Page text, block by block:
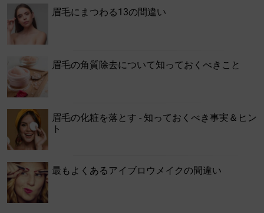
眉毛にまつわる13の間違い
眉毛の角質除去について知っておくべきこと
眉毛の化粧を落とす - 知っておくべき事実＆ヒン
ト
最もよくあるアイブロウメイクの間違い